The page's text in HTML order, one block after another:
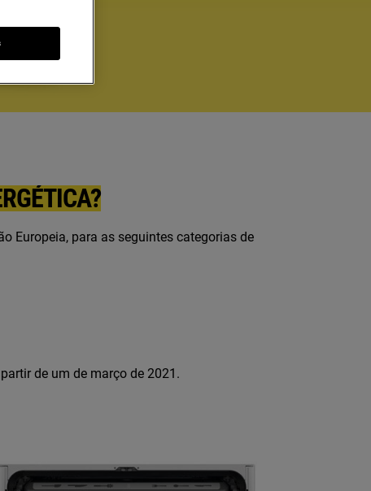
Europeia, para as seguintes categorias de
de um de março de 2021.